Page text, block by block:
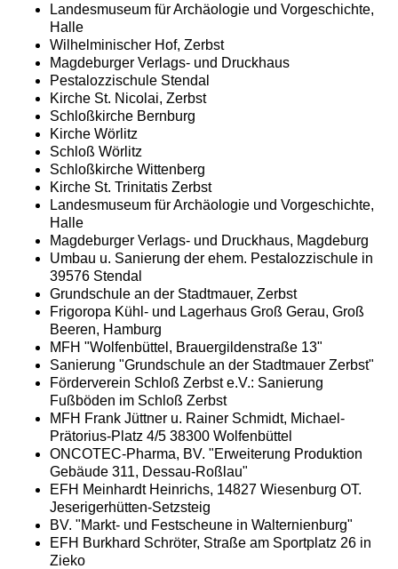
Landesmuseum für Archäologie und Vorgeschichte,
Halle
Wilhelminischer Hof, Zerbst
Magdeburger Verlags- und Druckhaus
Pestalozzischule Stendal
Kirche St. Nicolai, Zerbst
Schloßkirche Bernburg
Kirche Wörlitz
Schloß Wörlitz
Schloßkirche Wittenberg
Kirche St. Trinitatis Zerbst
Landesmuseum für Archäologie und Vorgeschichte,
Halle
Magdeburger Verlags- und Druckhaus, Magdeburg
Umbau u. Sanierung der ehem. Pestalozzischule in
39576 Stendal
Grundschule an der Stadtmauer, Zerbst
Frigoropa Kühl- und Lagerhaus Groß Gerau, Groß
Beeren, Hamburg
MFH "Wolfenbüttel, Brauergildenstraße 13"
Sanierung "Grundschule an der Stadtmauer Zerbst"
Förderverein Schloß Zerbst e.V.: Sanierung
Fußböden im Schloß Zerbst
MFH Frank Jüttner u. Rainer Schmidt, Michael-
Prätorius-Platz 4/5 38300 Wolfenbüttel
ONCOTEC-Pharma, BV. "Erweiterung Produktion
Gebäude 311, Dessau-Roßlau"
EFH Meinhardt Heinrichs, 14827 Wiesenburg OT.
Jeserigerhütten-Setzsteig
BV. "Markt- und Festscheune in Walternienburg"
EFH Burkhard Schröter, Straße am Sportplatz 26 in
Zieko